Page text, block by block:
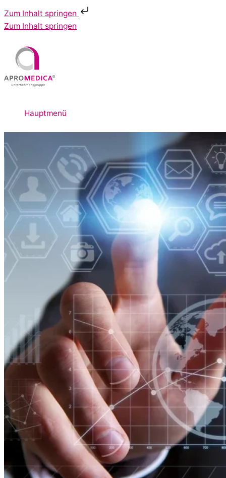
Zum Inhalt springen
Zum Inhalt springen
Hauptmenü